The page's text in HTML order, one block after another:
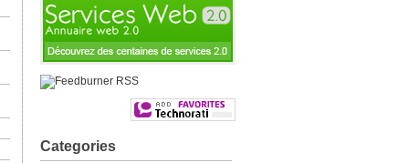
Categories